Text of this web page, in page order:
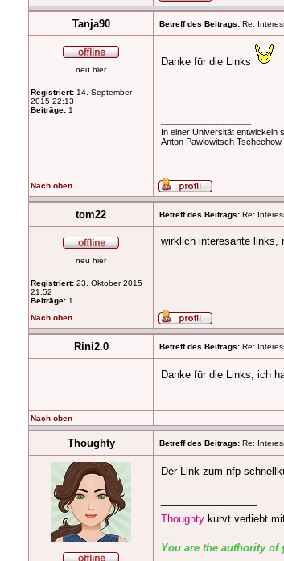
Tanja90 Betreff des Beitrags: Re:
neu hier
Registriert: 14. September
2015 22:13
Beiträge: 1
Danke für die Links
In einer Universität entwickeln
Anton Pawlowitsch
Nach oben
tom22 Betreff des Beitrags: Re:
neu hier
Registriert: 23. Oktober 2015
21:52
Beiträge: 1
wirklich interesante links,
Nach oben
Rini2.0 Betreff des Beitrags: Re:
Danke für die Links, ich
Nach oben
Thoughty Betreff des Beitrags: Re:
Der Link zum nfp
Thoughty kurvt verliebt
You are the authority of